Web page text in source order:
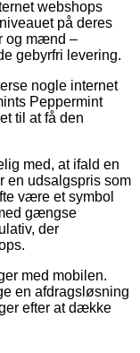
webshops
på deres
og mænd –
gebyrfri levering.
nogle internet
Peppermint
til at få den
med, at ifald en
en udsalgspris som
være et symbol
gængse
der
med mobilen.
en afdragsløsning
efter at dække